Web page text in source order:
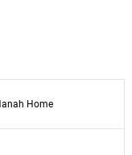
Home